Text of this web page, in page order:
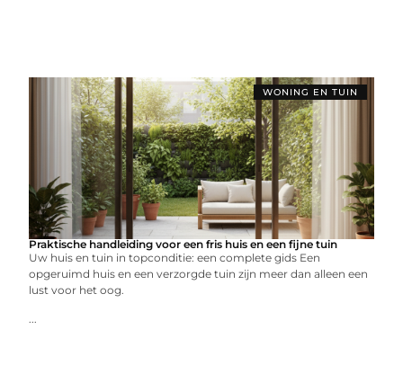
WONING EN TUIN
Praktische handleiding voor een fris huis en een fijne tuin
Uw huis en tuin in topconditie: een complete gids Een
opgeruimd huis en een verzorgde tuin zijn meer dan alleen een
lust voor het oog.
...